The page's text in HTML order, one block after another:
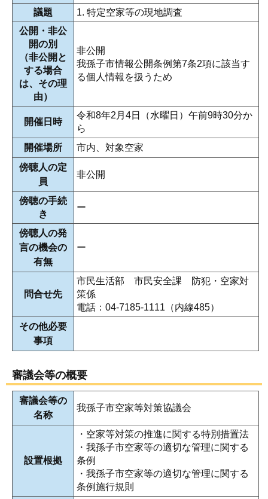
議題
1. 特定空家等の現地調査
公開・非公
開の別
（非公開と
する場合
は、その理
由）
非公開
我孫子市情報公開条例第7条2項に該当す
る個人情報を扱うため
開催日時
令和8年2月4日（水曜日）午前9時30分か
ら
開催場所
市内、対象空家
傍聴人の定
員
非公開
傍聴の手続
き
ー
傍聴人の発
言の機会の
有無
ー
問合せ先
市民生活部 市民安全課 防犯・空家対
策係
電話：04-7185-1111（内線485）
その他必要
事項
審議会等の概要
審議会等の
名称
我孫子市空家等対策協議会
設置根拠
・空家等対策の推進に関する特別措置法
・我孫子市空家等の適切な管理に関する
条例
・我孫子市空家等の適切な管理に関する
条例施行規則